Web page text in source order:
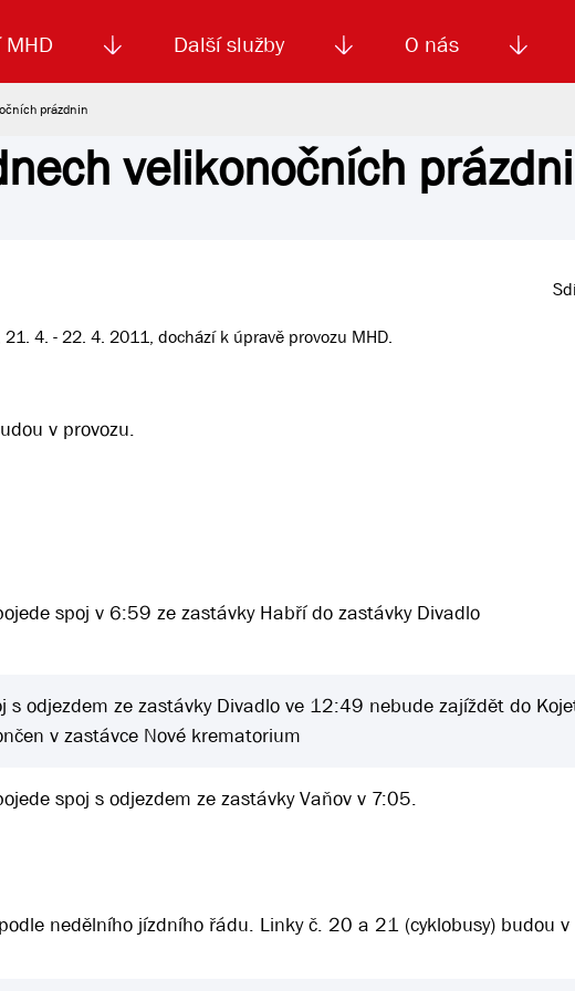
jízdenku Jízdné MHD El. jízdenka (EOS)
Další služby
Smluvní doprava Autoškola
O nás
Výběrová řízení Kariéra
prázdnin
velikonočních
4. - 22. 4. 2011, dochází k úpravě provozu MHD.
v provozu.
spoj v 6:59 ze zastávky Habří do zastávky Divadlo
s odjezdem ze zastávky Divadlo ve 12:49 nebude zajíždět do
v zastávce Nové krematorium
spoj s odjezdem ze zastávky Vaňov v 7:05.
nedělního jízdního řádu. Linky č. 20 a 21 (cyklobusy) budou v